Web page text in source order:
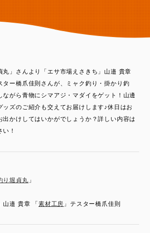
丸」さんより「エサ市場えさきち」山邉 貴章
ター橋爪佳則さんが、ミャク釣り・掛かり釣
ながら青物にシマアジ・マダイをゲット！山邊
ッズのご紹介も交えてお届けします♪休日はお
出かけしてはいかがでしょうか？詳しい内容は
！
り堀貞丸 」
山邉 貴章 「素材工房 」テスター橋爪佳則